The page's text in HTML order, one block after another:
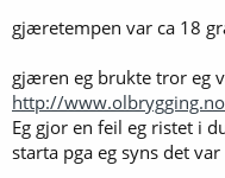
gjæretempen var ca 18
gjæren eg brukte tror eg
http://
Eg gjor en feil eg ristet i
starta pga eg syns det